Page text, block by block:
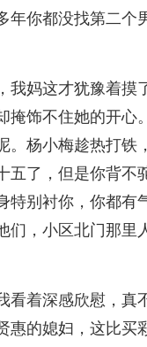
年你都没找第二个
我妈这才犹豫着摸
掩饰不住她的开心
。杨小梅趁热打铁
五了，但是你背不
特别衬你，你都有
们，小区北门那里
看着深感欣慰，真
惠的媳妇，这比买